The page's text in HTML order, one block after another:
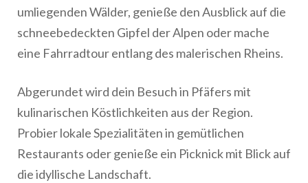
umliegenden Wälder, genieße den Ausblick auf die
schneebedeckten Gipfel der Alpen oder mache
eine Fahrradtour entlang des malerischen Rheins.
Abgerundet wird dein Besuch in Pfäfers mit
kulinarischen Köstlichkeiten aus der Region.
Probier lokale Spezialitäten in gemütlichen
Restaurants oder genieße ein Picknick mit Blick auf
die idyllische Landschaft.